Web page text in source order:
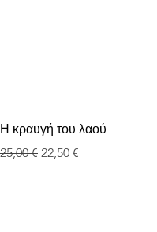
Η κραυγή του λαού
Κανονική τιμή
25,00 € Τιμή Έκπτωσης
22,50 €